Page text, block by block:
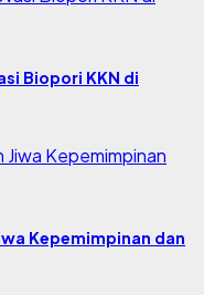
Biopori KKN di
Kepemimpinan dan